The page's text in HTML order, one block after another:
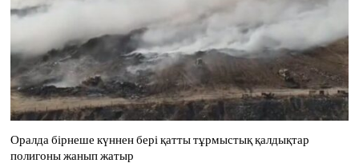
Оралда бірнеше күннен бері қатты тұрмыстық қалдықтар
полигоны жанып жатыр